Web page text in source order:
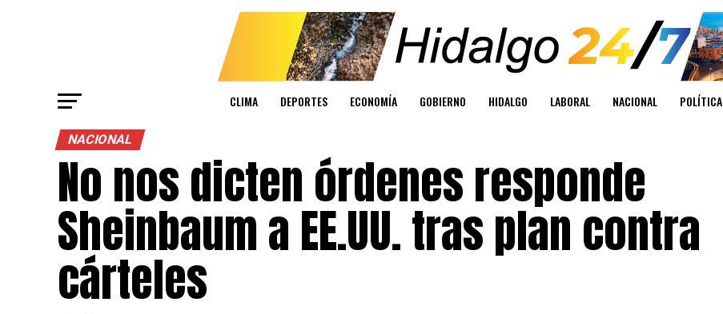
CLIMA DEPORTES ECONOMÍA GOBIERNO HIDALGO LABORAL NACIONAL POLÍTICA
NACIONAL
No nos dicten órdenes responde
Sheinbaum a EE.UU. tras plan contra
cárteles